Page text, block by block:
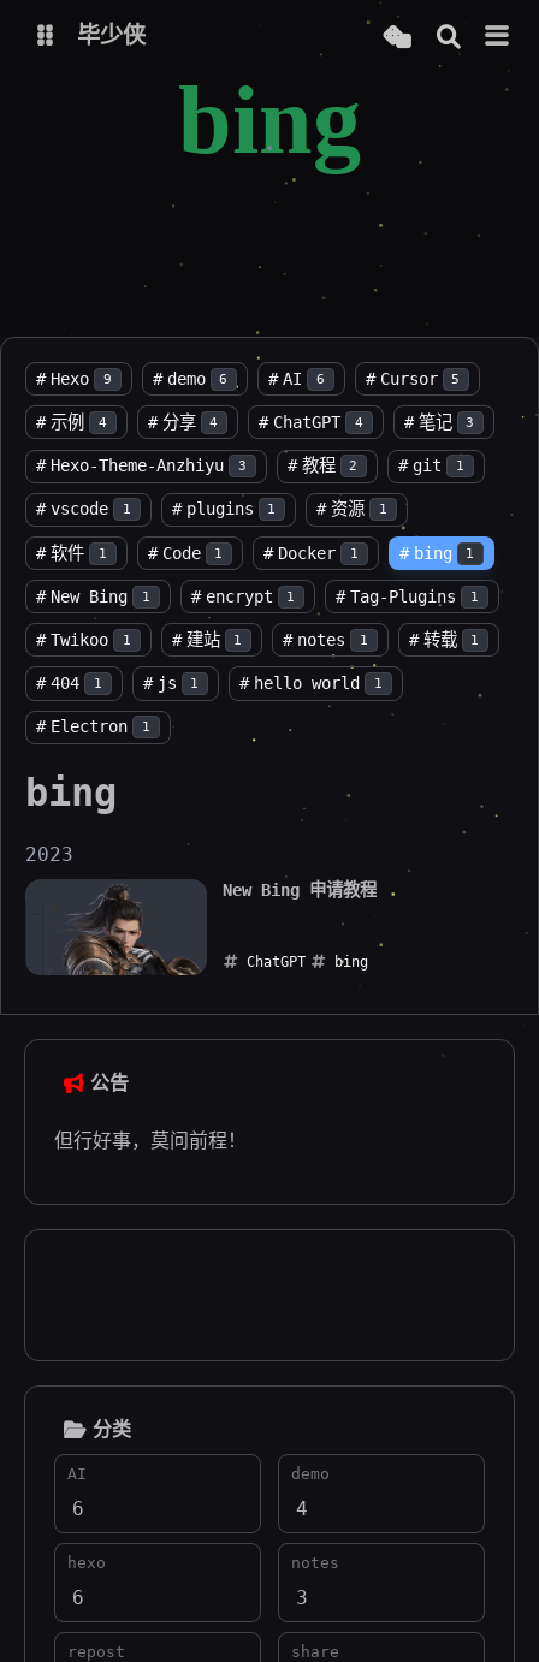
个人导航
文心一言 文心一格
讯飞星火
毕少侠
bing
# Hexo 9 # demo 6 # AI 6 # Cursor 5
# 示例 4 # 分享 4 # ChatGPT 4 # 笔记 3
# Hexo-Theme-Anzhiyu 3 # 教程 2 # git 1
# vscode 1 # plugins 1 # 资源 1
# 软件 1 # Code 1 # Docker 1 # bing 1
# New Bing 1 # encrypt 1 # Tag-Plugins 1
# Twikoo 1 # 建站 1 # notes 1 # 转载 1
# 404 1 # js 1 # hello world 1
# Electron 1
bing
2023
New Bing 申请教程
ChatGPT bing
公告
但行好事，莫问前程！
分类
AI
6
demo
4
hexo
6
notes
3
repost share